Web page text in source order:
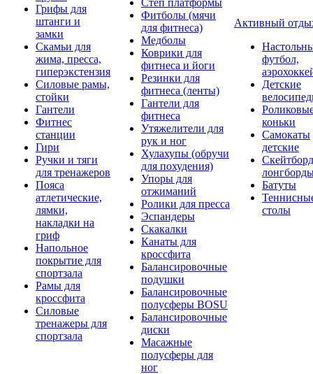
Грифы для
штанги и
замки
Скамьи для
жима, пресса,
гиперэкстензия
Силовые рамы,
стойки
Гантели
Фитнес
станции
Гири
Ручки и тяги
для тренажеров
Пояса
атлетические,
лямки,
накладки на
гриф
Напольное
покрытие для
спортзала
Рамы для
кроссфита
Силовые
тренажеры для
спортзала
Степ платформы
Фитболы (мячи
для фитнеса)
Медболы
Коврики для
фитнеса и йоги
Резинки для
фитнеса (ленты)
Гантели для
фитнеса
Утяжелители для
рук и ног
Хулахупы (обручи
для похудения)
Упоры для
отжиманий
Ролики для пресса
Эспандеры
Скакалки
Канаты для
кроссфита
Балансировочные
подушки
Балансировочные
полусферы BOSU
Балансировочные
диски
Масажные
полусферы для
ног
Активный
футбол,
Детские
коньки
Самокаты
детские
Батуты
столы